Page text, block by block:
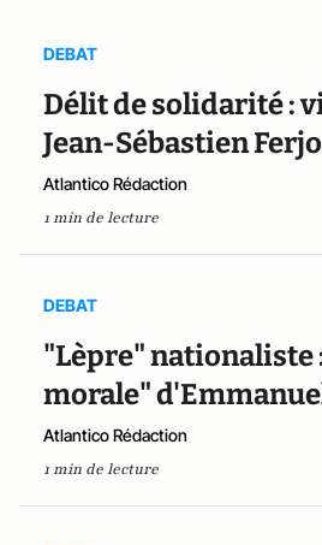
DEBAT
Délit de solidarité :
Jean-Sébastien
Atlantico Rédaction
1 min de lecture
DEBAT
"Lèpre" nationaliste
morale"
Atlantico Rédaction
1 min de lecture